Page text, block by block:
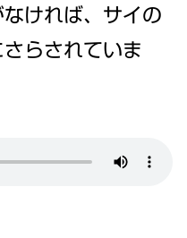
ければ、サイの
らされていま